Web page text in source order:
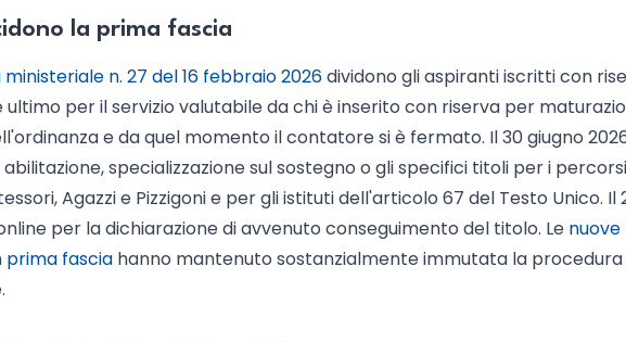
la prima fascia
n. 27 del 16 febbraio 2026dividono gli aspiranti iscritti con
ultimo per il servizio valutabile da chi è inserito con riserva per
e da quel momento il contatore si è fermato. Il 30 giugno
specializzazione sul sostegno o gli specifici titoli per i
Agazzi e Pizzigoni e per gli istituti dell'articolo 67 del Testo Unico. Il
per la dichiarazione di avvenuto conseguimento del titolo. Le nuove
prima fascia hanno mantenuto sostanzialmente immutata la procedura